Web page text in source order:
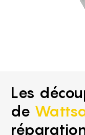
Les
de